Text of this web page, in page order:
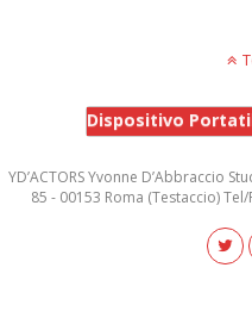
Dispositivo
YD’ACTORS Yvonne D’Abbraccio
85 - 00153 Roma (Testaccio)